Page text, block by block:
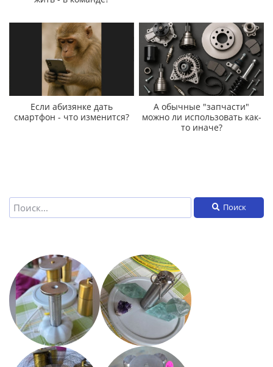
Если абизянке дать
смартфон - что изменится?
А обычные "запчасти"
можно ли использовать как-
то иначе?
Поиск